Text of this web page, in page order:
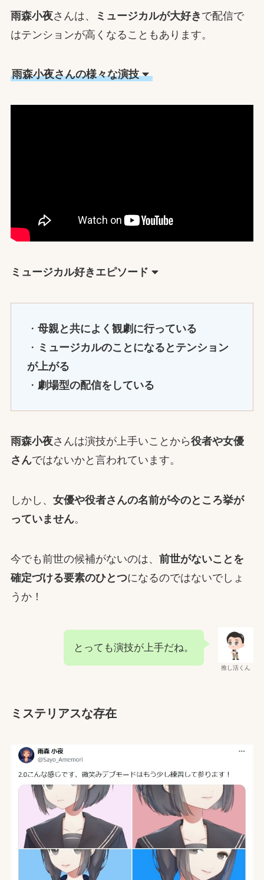
雨森小夜さんは、 ミュージカルが大好き で配信で
はテンションが高くなることもあります。
雨森小夜さんの様々な演技
ミュージカル好きエピソード
・ 母親と共によく観劇に行っている
・ ミュージカルのことになるとテンション
が上がる
・ 劇場型の配信をしている
雨森小夜さんは演技が上手いことから役者や女優
さんではないかと言われています。
しかし、 女優や役者さんの名前が今のところ挙が
っていません。
今でも前世の候補がないのは、 前世がないことを
確定づける要素のひとつになるのではないでしょ
うか！
推し活くん
とっても演技が上手だね。
ミステリアスな存在